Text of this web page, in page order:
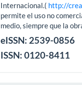
Internacional.( http://
permite el uso no
medio, siempre que la
eISSN: 2539-0856
ISSN: 0120-8411